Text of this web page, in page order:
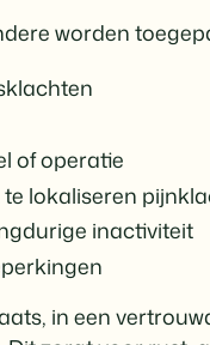
worden
of operatie
lokaliseren
inactiviteit
in een